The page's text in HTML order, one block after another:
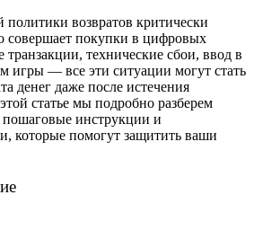
возвратов критически
совершает покупки в цифровых
технические сбои, ввод в
игры — все эти ситуации могут стать
денег даже после истечения
статье мы подробно разберем
инструкции и
которые помогут защитить ваши